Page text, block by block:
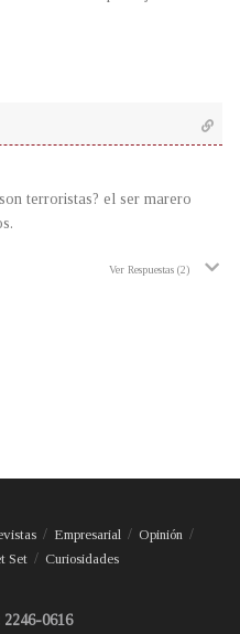
terroristas? el ser marero
Ver Respuestas (2)
Empresarial
Opinión
Set Curiosidades
0616